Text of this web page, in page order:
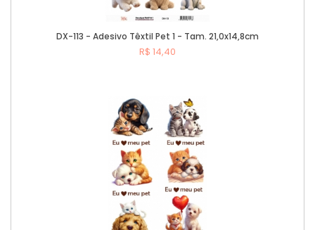
DX-113 - Adesivo Têxtil Pet 1 - Tam. 21,0x14,8cm
R$ 14,40